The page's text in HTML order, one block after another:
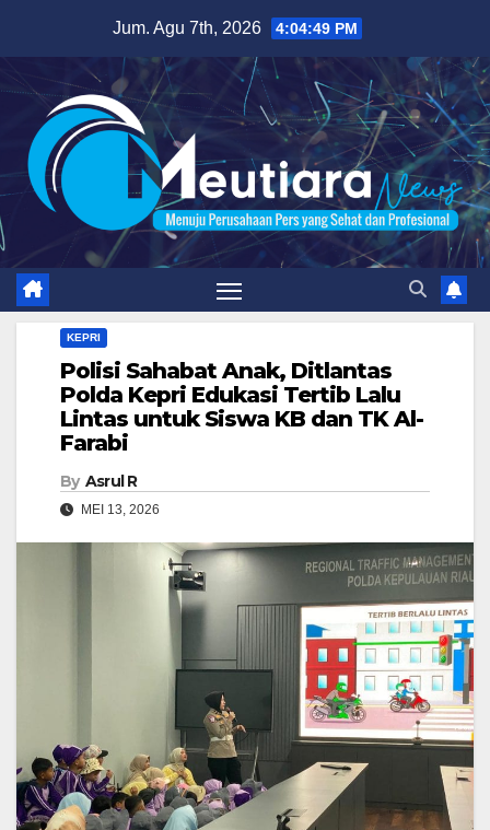
content
Jum. Agu 7th, 2026 4:04:50 PM
KEPRI
Polisi Sahabat Anak, Ditlantas
Polda Kepri Edukasi Tertib Lalu
Lintas untuk Siswa KB dan TK Al-
Farabi
By Asrul R
MEI 13, 2026